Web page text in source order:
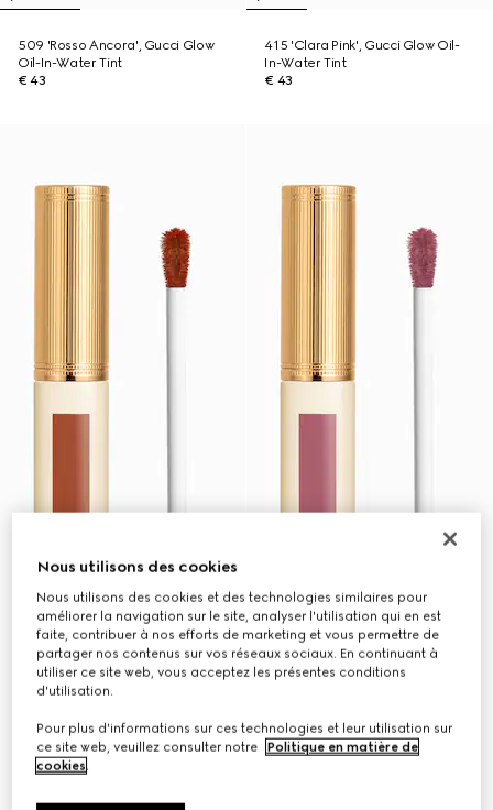
509 'Rosso Ancora', Gucci Glow
Oil-In-Water Tint
€ 43
415 'Clara Pink', Gucci Glow Oil-
In-Water Tint
€ 43
Nous utilisons des cookies
Nous utilisons des cookies et des technologies similaires pour
améliorer la navigation sur le site, analyser l'utilisation qui en est
faite, contribuer à nos efforts de marketing et vous permettre de
partager nos contenus sur vos réseaux sociaux. En continuant à
utiliser ce site web, vous acceptez les présentes conditions
d'utilisation.
Pour plus d'informations sur ces technologies et leur utilisation sur
ce site web, veuillez consulter notre
Politique en matière de
cookies.